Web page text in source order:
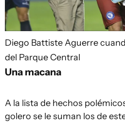
Diego BattisteAguerre
del Parque Central
Una macana
A la lista de hechos
golero se le suman los de